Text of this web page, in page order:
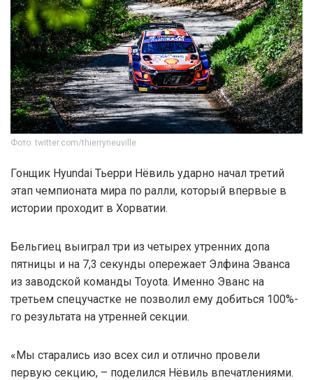
Фото: twitter.com/thierryneuville
Гонщик Hyundai Тьерри Нёвиль ударно начал третий
этап чемпионата мира по ралли, который впервые в
истории проходит в Хорватии.
Бельгиец выиграл три из четырех утренних допа
пятницы и на 7,3 секунды опережает Элфина Эванса
из заводской команды Toyota. Именно Эванс на
третьем спецучастке не позволил ему добиться 100%-
го результата на утренней секции.
«Мы старались изо всех сил и отлично провели
первую секцию, – поделился Нёвиль впечатлениями.